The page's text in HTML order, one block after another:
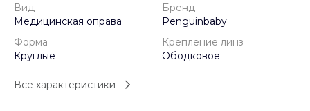
Вид
Медицинская оправа
Бренд
Penguinbaby
Форма
Круглые
Крепление линз
Ободковое
Все характеристики